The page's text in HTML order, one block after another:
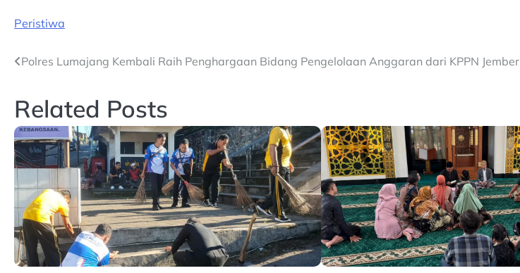
Peristiwa
Post
Polres Lumajang Kembali Raih Penghargaan Bidang Pengelolaan Anggaran dari KPPN Jember
Related Posts